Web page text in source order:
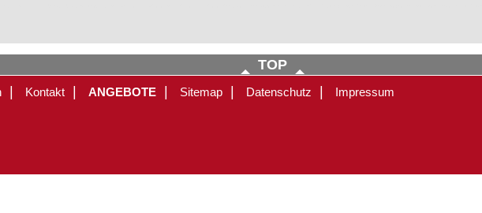
TOP
Kontakt ANGEBOTE Sitemap Datenschutz Impressum